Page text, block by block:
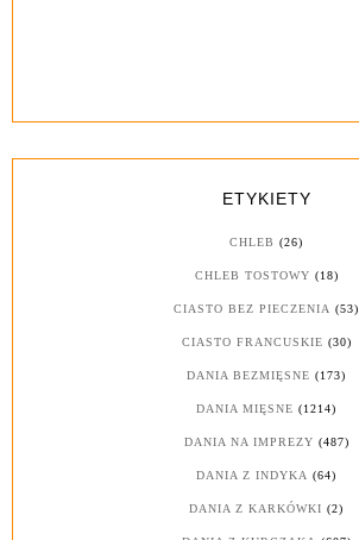
ETYKIETY
CHLEB (26)
CHLEB TOSTOWY (18)
CIASTO BEZ PIECZENIA (53)
CIASTO FRANCUSKIE (30)
DANIA BEZMIĘSNE (173)
DANIA MIĘSNE (1214)
DANIA NA IMPREZY (487)
DANIA Z INDYKA (64)
DANIA Z KARKÓWKI (2)